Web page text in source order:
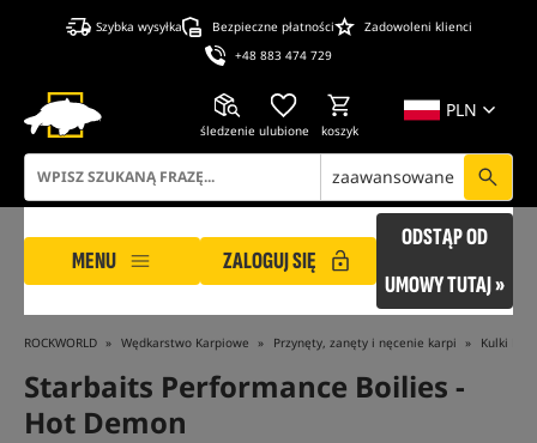
Szybka wysyłka Bezpieczne płatności
Zadowoleni klienci
+48 883 474 729
PLN
śledzenie ulubione koszyk
zaawansowane
MENU ZALOGUJ SIĘ
ODSTĄP OD
UMOWY TUTAJ »
ROCKWORLD Wędkarstwo Karpiowe Przynęty, zanęty i nęcenie karpi Kulki
Starbaits Performance Boilies -
Hot Demon